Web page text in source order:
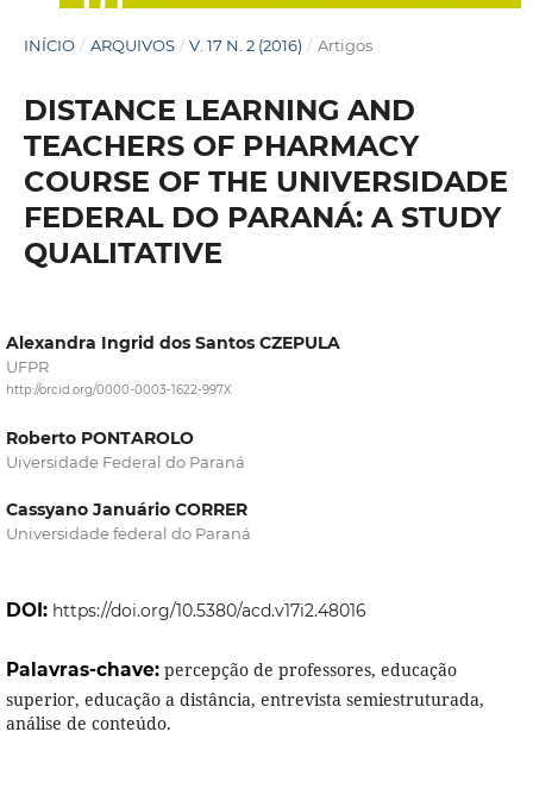
INÍCIO / ARQUIVOS / V. 17 N. 2 (2016) / Artigos
DISTANCE LEARNING AND
TEACHERS OF PHARMACY
COURSE OF THE UNIVERSIDADE
FEDERAL DO PARANÁ: A STUDY
QUALITATIVE
Alexandra Ingrid dos Santos CZEPULA
UFPR
http://orcid.org/0000-0003-1622-997X
Roberto PONTAROLO
Uiversidade Federal do Paraná
Cassyano Januário CORRER
Universidade federal do Paraná
DOI: https://doi.org/10.5380/acd.v17i2.48016
Palavras-chave: percepção de professores, educação
superior, educação a distância, entrevista semiestruturada,
análise de conteúdo.